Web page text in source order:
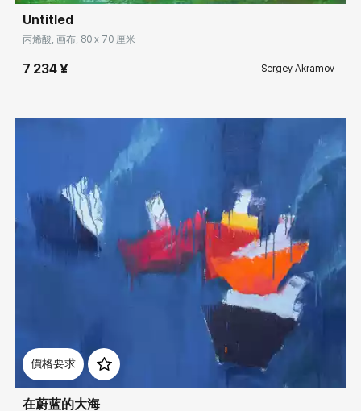
Untitled
丙烯酸, 画布, 80 x 70 厘米
7 234 ¥ Sergey Akramov
價格要求
rakovgallery.cn
在蔚蓝的大海